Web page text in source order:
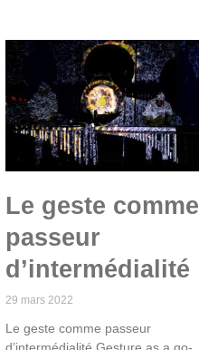
Le geste comme
passeur
d’intermédialité
29 mars 2022
Le geste comme passeur
d’intermédialité Gesture as a go-